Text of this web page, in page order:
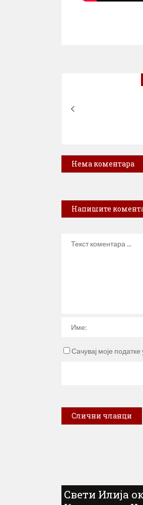
Нема коментара
Напишите
Сачувај моје
Слични чланци
Свети Илија